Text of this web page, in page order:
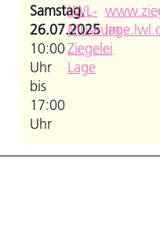
Samstag,
26.07.2025
10:00
Uhr
bis
17:00
Uhr
LWL-
Museum
Ziegelei
Lage